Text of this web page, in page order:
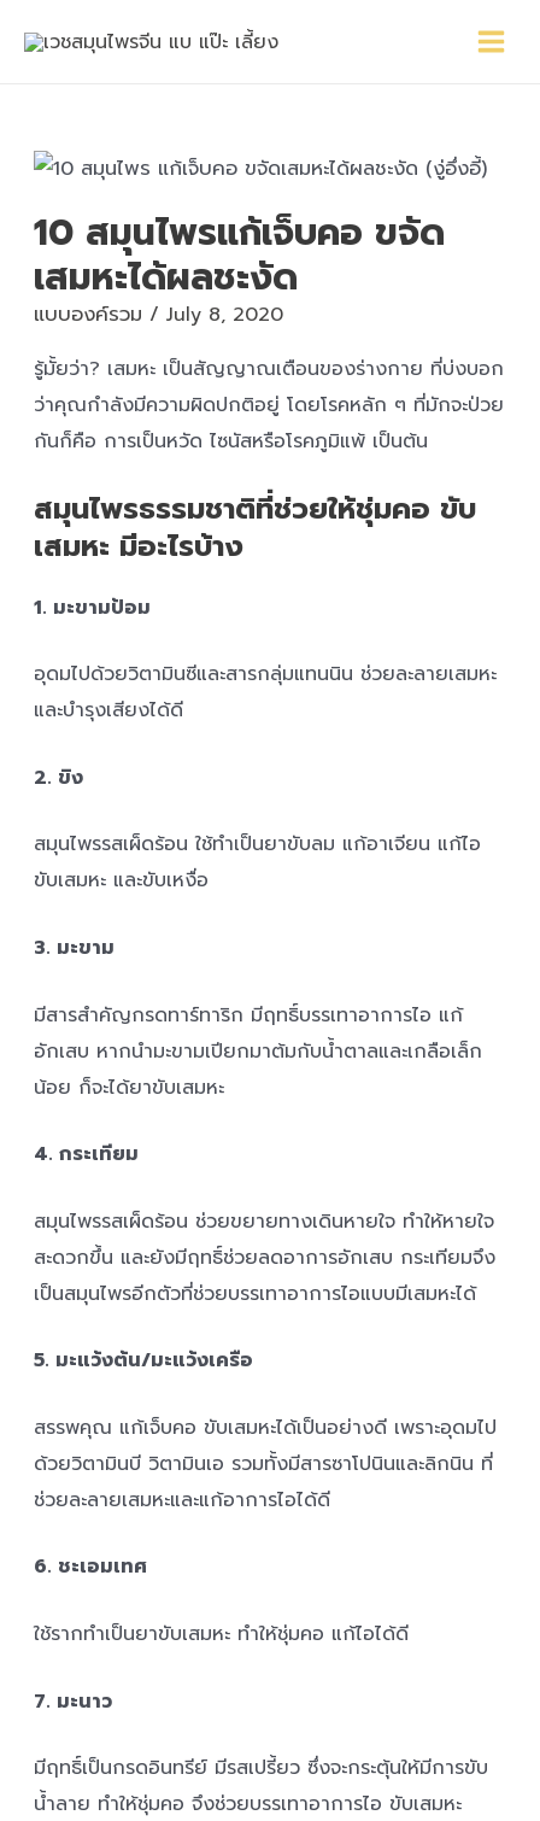
Menu
10 สมุนไพรแก้เจ็บคอ ขจัด
เสมหะได้ผลชะงัด
แบบองค์รวม /July 8, 2020
รู้มั้ยว่า? เสมหะ เป็นสัญญาณเตือนของร่างกาย ที่บ่งบอก
ว่าคุณกำลังมีความผิดปกติอยู่ โดยโรคหลัก ๆ ที่มักจะป่วย
กันก็คือ การเป็นหวัด ไซนัสหรือโรคภูมิแพ้ เป็นต้น
สมุนไพรธรรมชาติที่ช่วยให้ชุ่มคอ ขับ
เสมหะ มีอะไรบ้าง
1. มะขามป้อม
อุดมไปด้วยวิตามินซีและสารกลุ่มแทนนิน ช่วยละลายเสมหะ
และบำรุงเสียงได้ดี
2. ขิง
สมุนไพรรสเผ็ดร้อน ใช้ทำเป็นยาขับลม แก้อาเจียน แก้ไอ
ขับเสมหะ และขับเหงื่อ
3. มะขาม
มีสารสำคัญกรดทาร์ทาริก มีฤทธิ์บรรเทาอาการไอ แก้
อักเสบ หากนำมะขามเปียกมาต้มกับน้ำตาลและเกลือเล็ก
น้อย ก็จะได้ยาขับเสมหะ
4. กระเทียม
สมุนไพรรสเผ็ดร้อน ช่วยขยายทางเดินหายใจ ทำให้หายใจ
สะดวกขึ้น และยังมีฤทธิ์ช่วยลดอาการอักเสบ กระเทียมจึง
เป็นสมุนไพรอีกตัวที่ช่วยบรรเทาอาการไอแบบมีเสมหะได้
5. มะแว้งต้น/มะแว้งเครือ
สรรพคุณ แก้เจ็บคอ ขับเสมหะได้เป็นอย่างดี เพราะอุดมไป
ด้วยวิตามินบี วิตามินเอ รวมทั้งมีสารซาโปนินและลิกนิน ที่
ช่วยละลายเสมหะและแก้อาการไอได้ดี
6. ชะเอมเทศ
ใช้รากทำเป็นยาขับเสมหะ ทำให้ชุ่มคอ แก้ไอได้ดี
7. มะนาว
มีฤทธิ์เป็นกรดอินทรีย์ มีรสเปรี้ยว ซึ่งจะกระตุ้นให้มีการขับ
น้ำลาย ทำให้ชุ่มคอ จึงช่วยบรรเทาอาการไอ ขับเสมหะ
navigation